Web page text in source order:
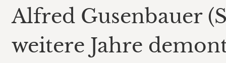
Alfred Gusenbauer
weitere Jahre